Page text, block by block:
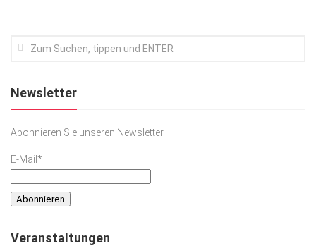
SACHSEN IN PARIS
Newsletter
Abonnieren Sie unseren Newsletter
E-Mail*
Veranstaltungen